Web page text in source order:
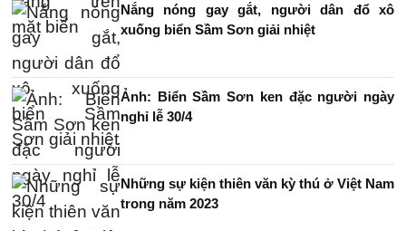
Nắng nóng gay gắt, người dân đổ xô
xuống biển Sầm Sơn giải nhiệt
Ảnh: Biển Sầm Sơn ken đặc người ngày
nghỉ lễ 30/4
Những sự kiện thiên văn kỳ thú ở Việt Nam
trong năm 2023